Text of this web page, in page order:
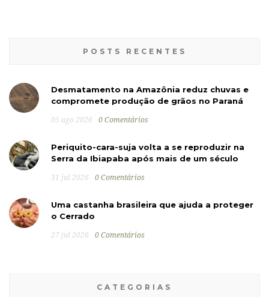
POSTS RECENTES
Desmatamento na Amazônia reduz chuvas e
compromete produção de grãos no Paraná
05 ago 2026 0 Comentários
Periquito-cara-suja volta a se reproduzir na
Serra da Ibiapaba após mais de um século
31 jul 2026 0 Comentários
Uma castanha brasileira que ajuda a proteger
o Cerrado
27 jul 2026 0 Comentários
CATEGORIAS